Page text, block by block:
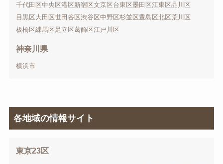
千代田区中央区港区新宿区文京区台東区墨田区江東区品川区
目黒区大田区世田谷区渋谷区中野区杉並区豊島区北区荒川区
板橋区練馬区 足立区葛飾区江戸川区
神奈川県
横浜市
各地域の情報サイト
東京23区